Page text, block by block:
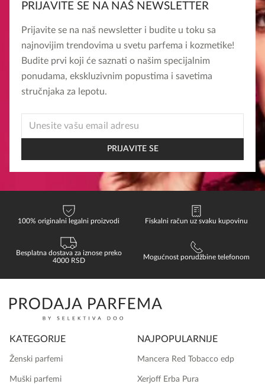
PRIJAVITE SE NA NAŠ NEWSLETTER
Prijavite se na naš newsletter i budite u toku sa
najnovijim trendovima u svetu parfema i kozmetike!
Budite prvi koji će saznati o našim specijalnim
ponudama, ekskluzivnim popustima i savetima
stručnjaka za lepotu.
EMAIL
PRIJAVITE SE
100% originalni legalni proizvodi Fiskalni račun uz svaku kupovinu
Besplatna dostava za iznose preko
4000 RSD
Mogućnost porudžbine telefonom
KATEGORIJE
Ženski parfemi
Muški parfemi
NAJPOPULARNIJE
Mancera Red Tobacco edp
Xerjoff Erba Pura